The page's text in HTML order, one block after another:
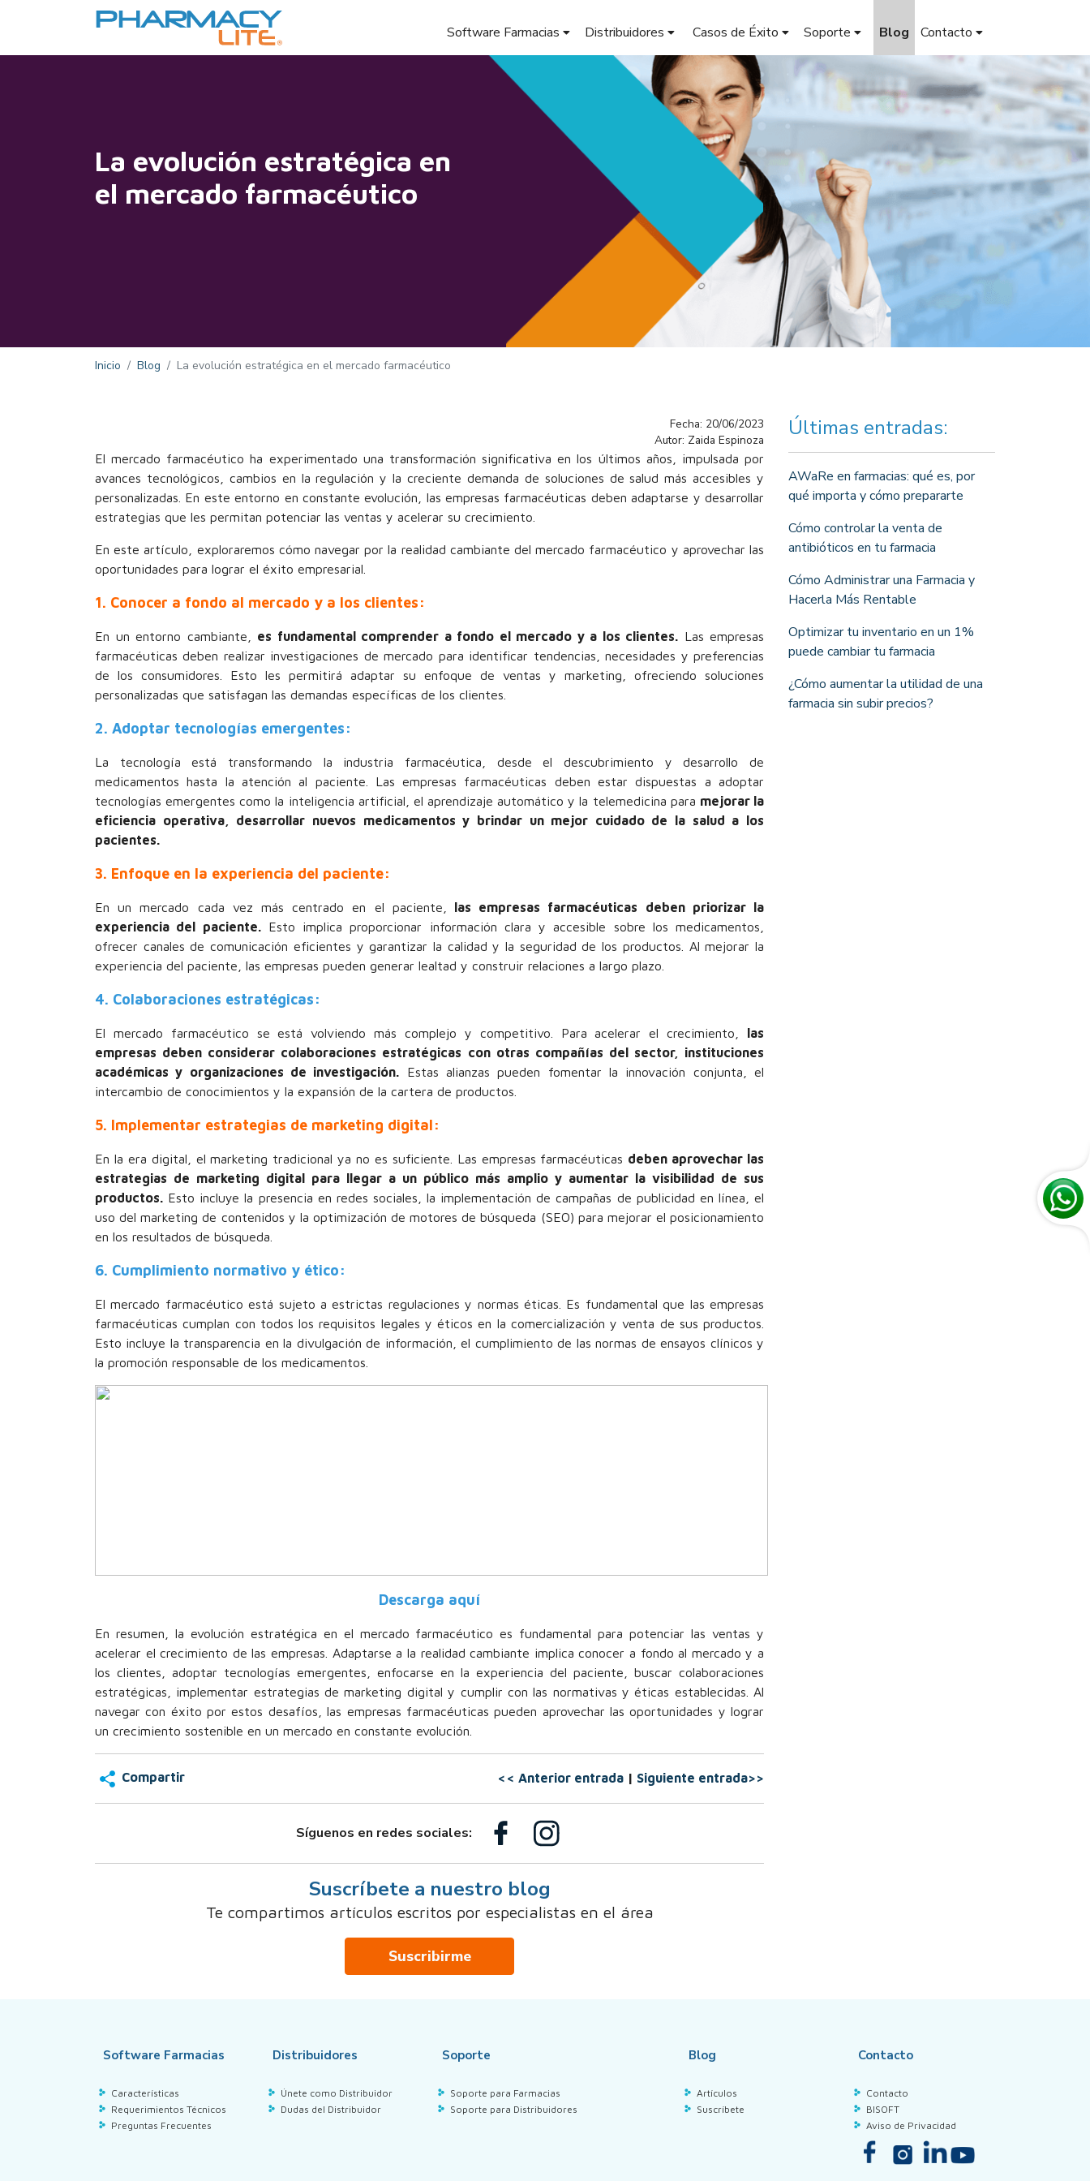
Software Farmacias Distribuidores Casos de Éxito Soporte Blog Contacto
La evolución estratégica en
el mercado farmacéutico
Inicio Blog La evolución estratégica en el mercado farmacéutico
Fecha: 20/06/2023
Autor: Zaida Espinoza
El mercado farmacéutico ha experimentado una transformación significativa en los últimos años, impulsada por
avances tecnológicos, cambios en la regulación y la creciente demanda de soluciones de salud más accesibles y
personalizadas. En este entorno en constante evolución, las empresas farmacéuticas deben adaptarse y desarrollar
estrategias que les permitan potenciar las ventas y acelerar su crecimiento.
En este artículo, exploraremos cómo navegar por la realidad cambiante del mercado farmacéutico y aprovechar las
oportunidades para lograr el éxito empresarial.
1. Conocer a fondo al mercado y a los clientes:
En un entorno cambiante, es fundamental comprender a fondo el mercado y a los clientes. Las empresas
farmacéuticas deben realizar investigaciones de mercado para identificar tendencias, necesidades y preferencias
de los consumidores. Esto les permitirá adaptar su enfoque de ventas y marketing, ofreciendo soluciones
personalizadas que satisfagan las demandas específicas de los clientes.
2. Adoptar tecnologías emergentes:
La tecnología está transformando la industria farmacéutica, desde el descubrimiento y desarrollo de
medicamentos hasta la atención al paciente. Las empresas farmacéuticas deben estar dispuestas a adoptar
tecnologías emergentes como la inteligencia artificial, el aprendizaje automático y la telemedicina para mejorar la
eficiencia operativa, desarrollar nuevos medicamentos y brindar un mejor cuidado de la salud a los
pacientes.
3. Enfoque en la experiencia del paciente:
En un mercado cada vez más centrado en el paciente,
las empresas farmacéuticas deben priorizar la
experiencia del paciente.Esto implica proporcionar información clara y accesible sobre los medicamentos,
ofrecer canales de comunicación eficientes y garantizar la calidad y la seguridad de los productos. Al mejorar la
experiencia del paciente, las empresas pueden generar lealtad y construir relaciones a largo plazo.
4. Colaboraciones estratégicas:
El mercado farmacéutico se está volviendo más complejo y competitivo. Para acelerar el crecimiento, las
empresas deben considerar colaboraciones estratégicas con otras compañías del sector, instituciones
académicas y organizaciones de investigación. Estas alianzas pueden fomentar la innovación conjunta, el
intercambio de conocimientos y la expansión de la cartera de productos.
5. Implementar estrategias de marketing digital:
En la era digital, el marketing tradicional ya no es suficiente. Las empresas farmacéuticas deben aprovechar las
estrategias de marketing digital para llegar a un público más amplio y aumentar la visibilidad de sus
productos. Esto incluye la presencia en redes sociales, la implementación de campañas de publicidad en línea, el
uso del marketing de contenidos y la optimización de motores de búsqueda (SEO) para mejorar el posicionamiento
en los resultados de búsqueda.
6. Cumplimiento normativo y ético:
El mercado farmacéutico está sujeto a estrictas regulaciones y normas éticas. Es fundamental que las empresas
farmacéuticas cumplan con todos los requisitos legales y éticos en la comercialización y venta de sus productos.
Esto incluye la transparencia en la divulgación de información, el cumplimiento de las normas de ensayos clínicos y
la promoción responsable de los medicamentos.
Descarga aquí
En resumen, la evolución estratégica en el mercado farmacéutico es fundamental para potenciar las ventas y
acelerar el crecimiento de las empresas. Adaptarse a la realidad cambiante implica conocer a fondo al mercado y a
los clientes, adoptar tecnologías emergentes, enfocarse en la experiencia del paciente, buscar colaboraciones
estratégicas, implementar estrategias de marketing digital y cumplir con las normativas y éticas establecidas. Al
navegar con éxito por estos desafíos, las empresas farmacéuticas pueden aprovechar las oportunidades y lograr
un crecimiento sostenible en un mercado en constante evolución.
Compartir << Anterior entrada| Siguiente entrada>>
Últimas entradas:
AWaRe en farmacias: qué es, por
qué importa y cómo prepararte
Cómo controlar la venta de
antibióticos en tu farmacia
Cómo Administrar una Farmacia y
Hacerla Más Rentable
Optimizar tu inventario en un 1%
puede cambiar tu farmacia
¿Cómo aumentar la utilidad de una
farmacia sin subir precios?
Síguenos en redes sociales:
Suscríbete a nuestro blog
Te compartimos artículos escritos por especialistas en el área
Suscribirme
Software Farmacias
Características
Requerimientos Técnicos
Preguntas Frecuentes
Distribuidores
Únete como Distribuidor
Dudas del Distribuidor
Soporte
Soporte para Farmacias
Soporte para Distribuidores
Blog
Artículos
Suscríbete
Contacto
Contacto
BISOFT
Aviso de Privacidad